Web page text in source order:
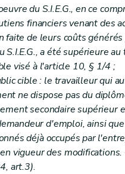
du S.I.E.G., en ce
financiers venant des
faite de leurs coûts
S.I.E.G., a été supérieure
visé à l'article 10, § 1/4 ;
cible : le travailleur qui
ne dispose pas du
secondaire supérieur
d'emploi, ainsi
déjà occupés par
vigueur des modifications.
art.3).